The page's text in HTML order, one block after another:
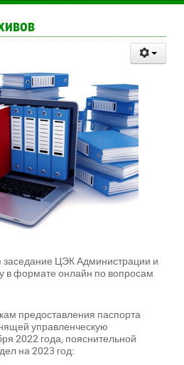
ЦЭК Администрации и
в формате онлайн по вопросам
предоставления паспорта
управленческую
2022 года, пояснительной
на 2023 год: